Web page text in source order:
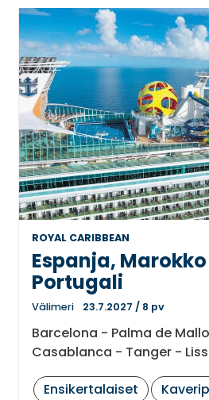
ROYAL CARIBBEAN
Espanja,
Portugali
Välimeri 23.7.2027 / 8 pv
Barcelona - Palma de
Casablanca - Tanger -
Ensikertalaiset